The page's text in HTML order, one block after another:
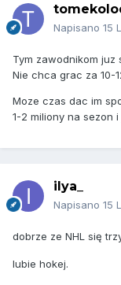
Napisano 15
Tym zawodnikom
Nie chca grac za 10-
Moze czas dac im
1-2 miliony na sezon i
ilya_
Napisano 15
dobrze ze NHL się
lubie hokej.